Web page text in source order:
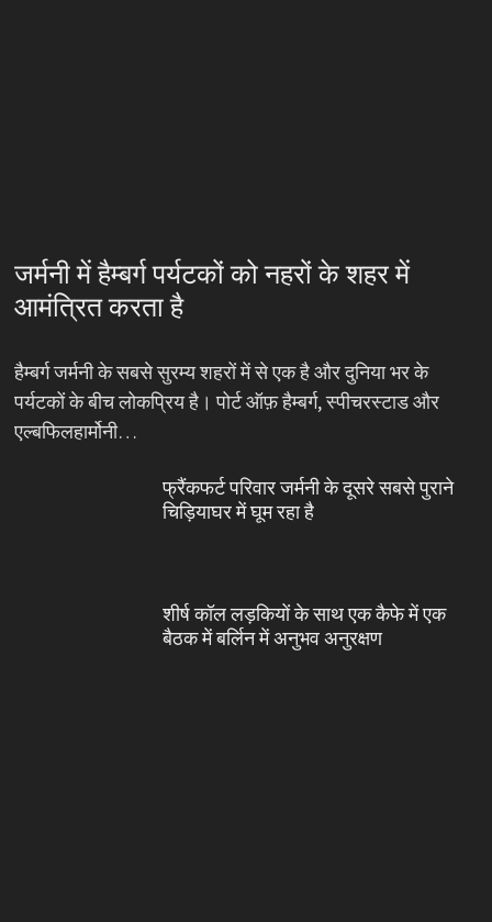
जर्मनी में हैम्बर्ग पर्यटकों को नहरों के शहर में
आमंत्रित करता है
हैम्बर्ग जर्मनी के सबसे सुरम्य शहरों में से एक है और दुनिया भर के
पर्यटकों के बीच लोकप्रिय है। पोर्ट ऑफ़ हैम्बर्ग, स्पीचरस्टाड और
एल्बफिलहार्मोनी…
फ्रैंकफर्ट परिवार जर्मनी के दूसरे सबसे पुराने
चिड़ियाघर में घूम रहा है
शीर्ष कॉल लड़कियों के साथ एक कैफे में एक
बैठक में बर्लिन में अनुभव अनुरक्षण